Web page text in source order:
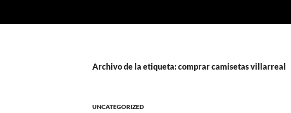
Archivo de la etiqueta: comprar camisetas villarreal
UNCATEGORIZED